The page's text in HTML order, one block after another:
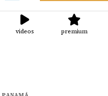
videos premium